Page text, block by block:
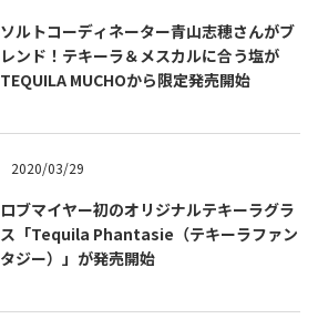
テキーラとは
ソルトコーディネーター青山志穂さんがブ
レンド！テキーラ＆メスカルに合う塩が
TEQUILA MUCHOから限定発売開始
2020/03/29
ロブマイヤー初のオリジナルテキーラグラ
ス「Tequila Phantasie（テキーラファン
タジー）」が発売開始